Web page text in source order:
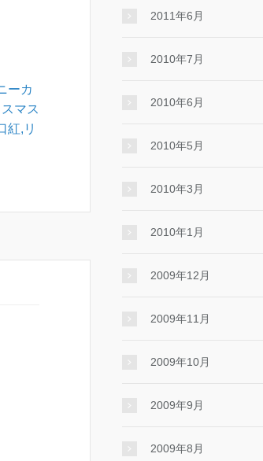
ーカ
マス
紅,リ
2011年6月
2010年7月
2010年6月
2010年5月
2010年3月
2010年1月
2009年12月
2009年11月
2009年10月
2009年9月
2009年8月